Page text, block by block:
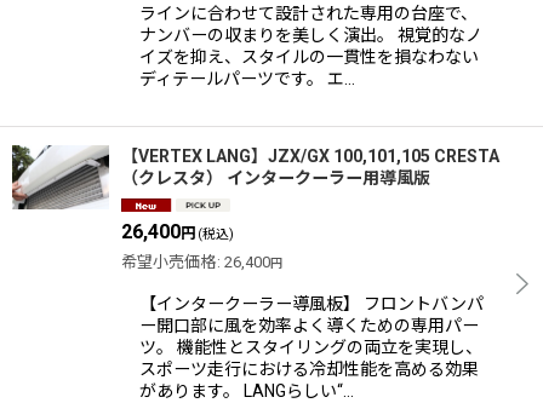
ラインに合わせて設計された専用の台座で、
ナンバーの収まりを美しく演出。 視覚的なノ
イズを抑え、スタイルの一貫性を損なわない
ディテールパーツです。 エ…
【VERTEX LANG】JZX/GX 100,101,105 CRESTA
（クレスタ） インタークーラー用導風版
26,400円 (税込)
希望小売価格: 26,400円
【インタークーラー導風板】 フロントバンパ
ー開口部に風を効率よく導くための専用パー
ツ。 機能性とスタイリングの両立を実現し、
スポーツ走行における冷却性能を高める効果
があります。 LANGらしい“…